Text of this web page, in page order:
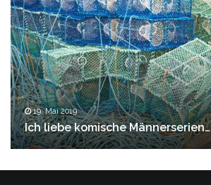
19. Mai 2019
Ich liebe komische Männerserien…